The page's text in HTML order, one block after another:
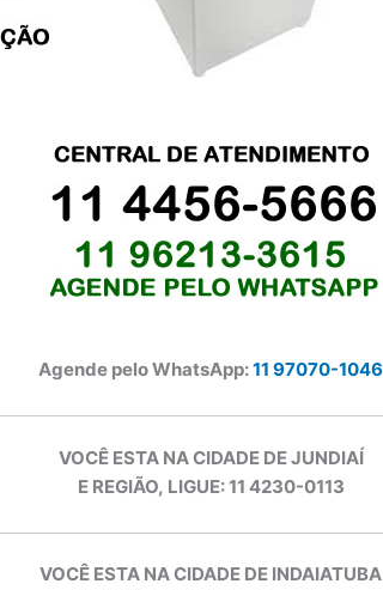
Agende pelo WhatsApp:11 97070-1046
VOCÊ ESTA NA CIDADE DE JUNDIAÍ
E REGIÃO, LIGUE: 11 4230-0113
VOCÊ ESTA NA CIDADE DE INDAIATUBA